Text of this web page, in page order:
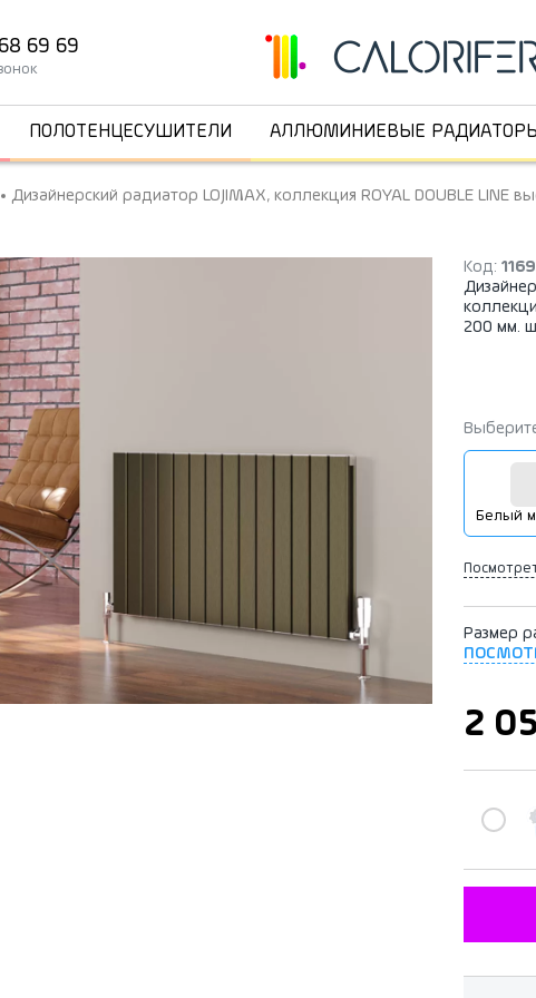
69 69
ПОЛОТЕНЦЕСУШИТЕЛИ АЛЛЮМИНИЕВЫЕ РАДИАТОРЫ
Дизайнерский радиатор LOJIMAX, коллекция ROYAL DOUBLE LINE
Код:
200 мм.
Белый
Размер
2